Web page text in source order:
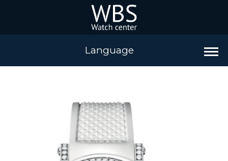
Language